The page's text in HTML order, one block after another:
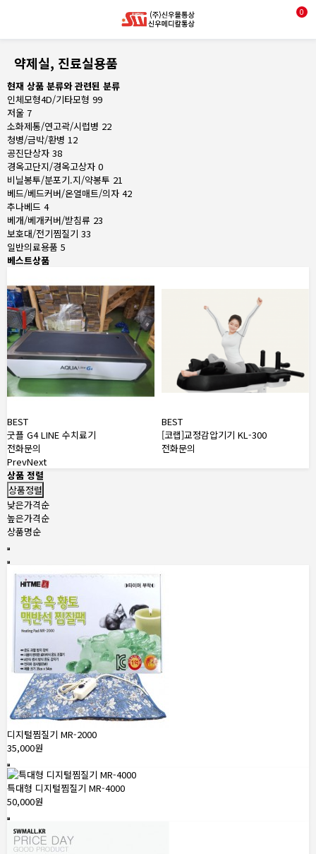
0
약제실, 진료실용품
현재 상품 분류와 관련된 분류
인체모형4D/기타모형 99
저울 7
소화제통/연고곽/시럽병 22
청병/금박/환병 12
공진단상자 38
경옥고단지/경옥고상자 0
비닐봉투/분포기.지/약봉투 21
베드/베드커버/온열매트/의자 42
추나베드 4
베개/베개커버/받침류 23
보호대/전기찜질기 33
일반의료용품 5
베스트상품
BEST
굿플 G4 LINE 수치료기
전화문의
BEST
[코랩]교정감압기기 KL-300
전화문의
PrevNext
상품 정렬
상품정렬
낮은가격순
높은가격순
상품명순
디지털찜질기 MR-2000
35,000원
특대형 디지털찜질기 MR-4000
50,000원